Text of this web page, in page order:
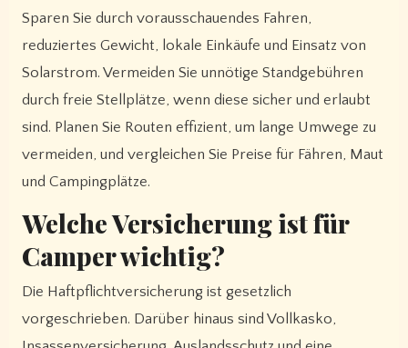
Sparen Sie durch vorausschauendes Fahren,
reduziertes Gewicht, lokale Einkäufe und Einsatz von
Solarstrom. Vermeiden Sie unnötige Standgebühren
durch freie Stellplätze, wenn diese sicher und erlaubt
sind. Planen Sie Routen effizient, um lange Umwege zu
vermeiden, und vergleichen Sie Preise für Fähren, Maut
und Campingplätze.
Welche Versicherung ist für
Camper wichtig?
Die Haftpflichtversicherung ist gesetzlich
vorgeschrieben. Darüber hinaus sind Vollkasko,